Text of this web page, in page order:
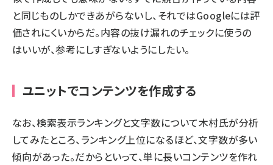
と同じものしかできあがらないし、それではGoogleには評
価されにくいからだ。内容の抜け漏れのチェックに使うの
はいいが、参考にしすぎないようにしたい。
ユニットでコンテンツを作成する
なお、検索表示ランキングと文字数について木村氏が分析
してみたところ、ランキング上位になるほど、文字数が多い
傾向があった。だからといって、単に長いコンテンツを作れ